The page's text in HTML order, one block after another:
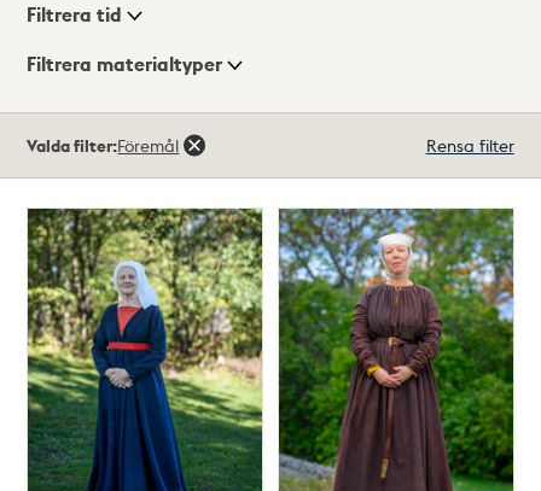
Visningsläge
Filtrera tid
Filtrera materialtyper
träffar
Valda filter:Föremål Rensa filter